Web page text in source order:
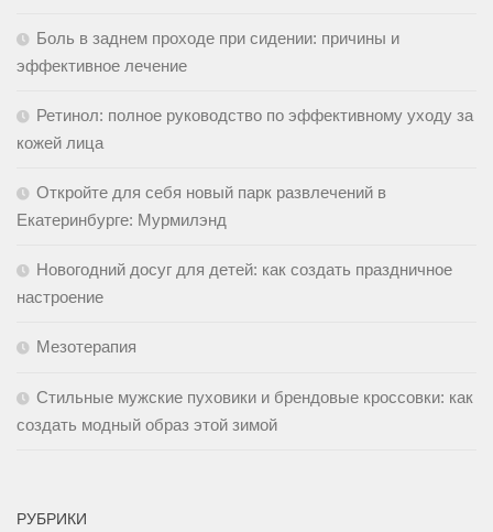
Боль в заднем проходе при сидении: причины и
эффективное лечение
Ретинол: полное руководство по эффективному уходу за
кожей лица
Откройте для себя новый парк развлечений в
Екатеринбурге: Мурмилэнд
Новогодний досуг для детей: как создать праздничное
настроение
Мезотерапия
Стильные мужские пуховики и брендовые кроссовки: как
создать модный образ этой зимой
РУБРИКИ